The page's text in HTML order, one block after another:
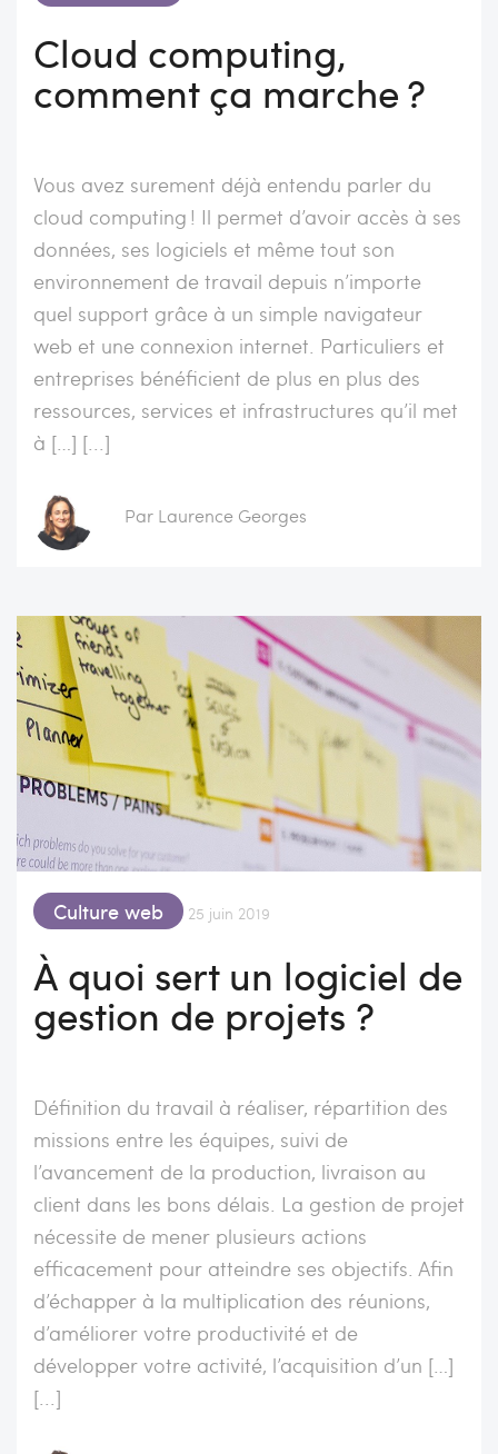
Cloud computing,
comment ça marche ?
Vous avez surement déjà entendu parler du
cloud computing ! Il permet d’avoir accès à ses
données, ses logiciels et même tout son
environnement de travail depuis n’importe
quel support grâce à un simple navigateur
web et une connexion internet. Particuliers et
entreprises bénéficient de plus en plus des
ressources, services et infrastructures qu’il met
à […] [...]
Par Laurence Georges
Culture web 25 juin 2019
À quoi sert un logiciel de
gestion de projets ?
Définition du travail à réaliser, répartition des
missions entre les équipes, suivi de
l’avancement de la production, livraison au
client dans les bons délais. La gestion de projet
nécessite de mener plusieurs actions
efficacement pour atteindre ses objectifs. Afin
d’échapper à la multiplication des réunions,
d’améliorer votre productivité et de
développer votre activité, l’acquisition d’un […]
[...]